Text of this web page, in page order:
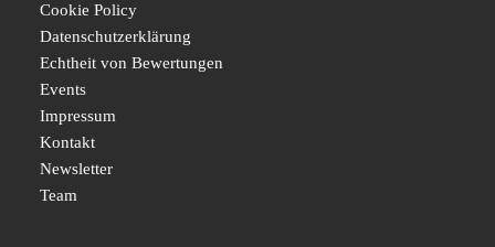
Cookie Policy
Datenschutzerklärung
Echtheit von Bewertungen
Events
Impressum
Kontakt
Newsletter
Team